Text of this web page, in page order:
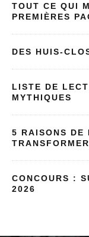
TOUT CE QUI
PREMIÈRES
DES HUIS-
LISTE DE
MYTHIQUES
5 RAISONS DE
CONCOURS :
2026